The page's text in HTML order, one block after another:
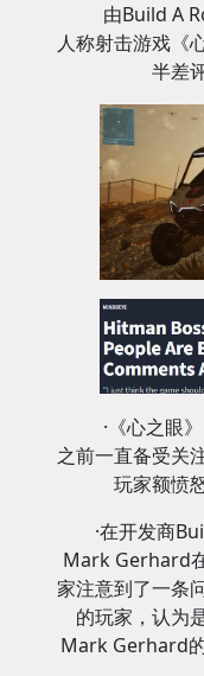
由Build A
人称射击游戏《
半差
·《心之眼
之前一直备受关
玩家额愤
·在开发商
Mark Gerhard
家注意到了一条
的玩家，认为
Mark Gerhard